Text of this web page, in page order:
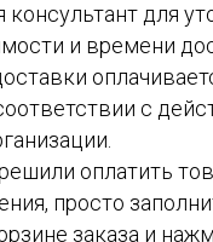
консультант для
и времени
с
оплатить
просто
заказа и